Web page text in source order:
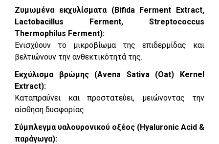
Ζυμωμένα εκχυλίσματα (Bifida Ferment Extract,
Lactobacillus Ferment, Streptococcus
Thermophilus Ferment):
Ενισχύουν το μικροβίωμα της επιδερμίδας και
βελτιώνουν την ανθεκτικότητά της.
Εκχύλισμα βρώμης (Avena Sativa (Oat) Kernel
Extract):
Καταπραΰνει και προστατεύει, μειώνοντας την
αίσθηση δυσφορίας.
Σύμπλεγμα υαλουρονικού οξέος (Hyaluronic Acid &
παράγωγα):